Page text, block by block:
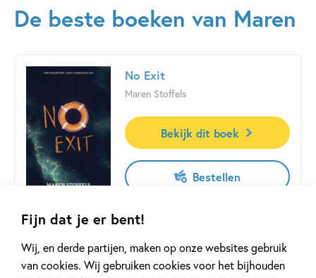
Fijn dat je er bent!
Wij, en derde partijen, maken op onze websites gebruik
van cookies. Wij gebruiken cookies voor het bijhouden
De beste boeken van Maren
Paperback:
16
No Exit
Maren Stoffels
Bekijk dit boek
Bestellen
Welkom bij No Exit.